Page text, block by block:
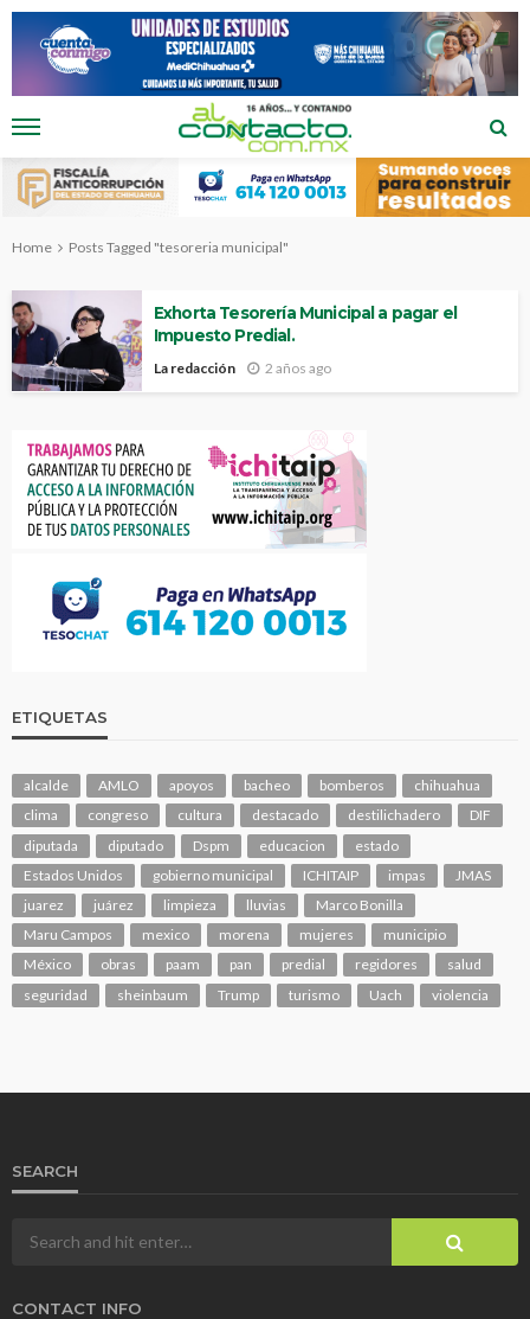
Home Posts Tagged "tesoreria municipal"
Exhorta Tesorería Municipal a pagar el
Impuesto Predial.
La redacción 2 años ago
ETIQUETAS
alcalde AMLO apoyos bacheo bomberos
chihuahua
clima
congreso cultura destacado destilichadero
DIF
diputada
diputado Dspm educacion
estado
Estados Unidos
gobierno municipal ICHITAIP impas
JMAS
juarez
juárez limpieza lluvias
Marco Bonilla
Maru Campos
mexico morena mujeres
municipio
México
obras paam pan predial regidores
salud
seguridad
sheinbaum Trump turismo Uach violencia
SEARCH
CONTACT INFO